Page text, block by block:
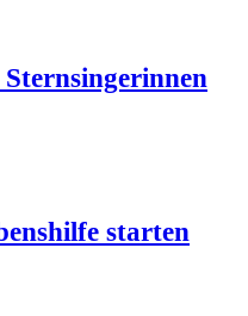
star­ten